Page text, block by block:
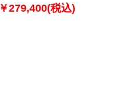
￥279,400(税込)